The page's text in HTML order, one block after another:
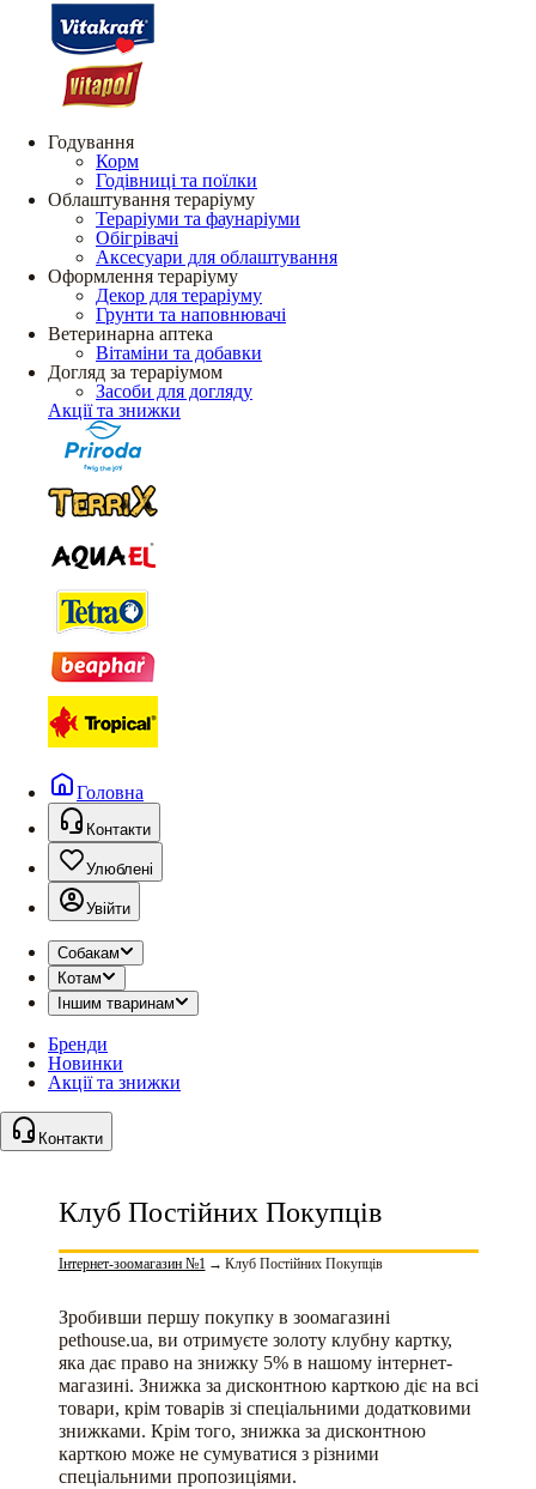
Годування
Корм
Годівниці та поїлки
Облаштування тераріуму
Тераріуми та фаунаріуми
Обігрівачі
Аксесуари для облаштування
Оформлення тераріуму
Декор для тераріуму
Грунти та наповнювачі
Ветеринарна аптека
Вітаміни та добавки
Догляд за тераріумом
Засоби для догляду
Акції та знижки
Головна
Контакти
Улюблені
Увійти
Собакам
Котам
Іншим тваринам
Бренди
Новинки
Акції та знижки
Контакти
Клуб Постійних Покупців
Інтернет-зоомагазин №1 → Клуб Постійних Покупців
Зробивши першу покупку в зоомагазині
pethouse.ua, ви отримуєте золоту клубну картку,
яка дає право на знижку 5% в нашому інтернет-
магазині. Знижка за дисконтною карткою діє на всі
товари, крім товарів зі спеціальними додатковими
знижками. Крім того, знижка за дисконтною
карткою може не сумуватися з різними
спеціальними пропозиціями.